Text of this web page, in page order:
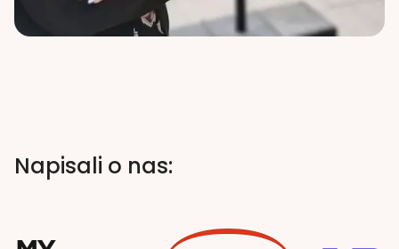
Napisali o nas: